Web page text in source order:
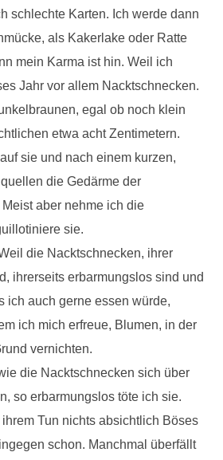
schlechte Karten. Ich werde dann
als Kakerlake oder Ratte
mein Karma ist hin. Weil ich
Jahr vor allem Nacktschnecken.
egal ob noch klein
etwa acht Zentimetern.
sie und nach einem kurzen,
die Gedärme der
aber nehme ich die
sie.
die Nacktschnecken, ihrer
ihrerseits erbarmungslos sind und
ich auch gerne essen würde,
ich mich erfreue, Blumen, in der
vernichten.
die Nacktschnecken sich über
so erbarmungslos töte ich sie.
Tun nichts absichtlich Böses
schon. Manchmal überfällt